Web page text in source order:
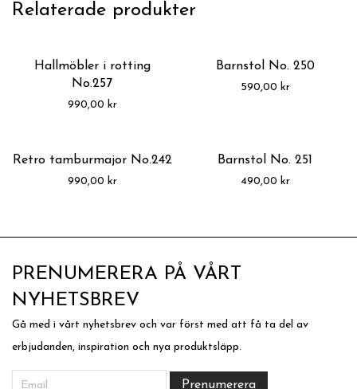
Relaterade produkter
Hallmöbler i rotting
No.257
990,00 kr
Barnstol No. 250
590,00 kr
Retro tamburmajor No.242
990,00 kr
Barnstol No. 251
490,00 kr
PRENUMERERA PÅ VÅRT
NYHETSBREV
Gå med i vårt nyhetsbrev och var först med att få ta del av
erbjudanden, inspiration och nya produktsläpp.